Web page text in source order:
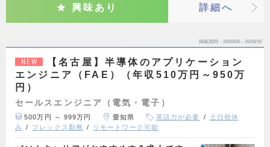
興味あり 詳細へ
掲載期間 26/08/06～26/08/19
NEW
【名古屋】半導体のアプリケーション
エンジニア（FAE）（年収510万円～950万
円）
セールスエンジニア（電気・電子）
500万円 ～ 999万円 愛知県 英語力が必要
土日祝休
み
フレックス勤務 リモートワーク可能